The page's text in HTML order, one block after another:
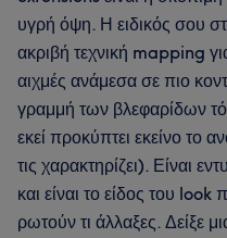
υγρή όψη. Η ειδικός σου
ακριβή τεχνική mapping
αιχμές ανάμεσα σε πιο
γραμμή των βλεφαρίδων
εκεί προκύπτει εκείνο το
τις χαρακτηρίζει). Είναι
και είναι το είδος του
ρωτούν τι άλλαξες. Δείξε